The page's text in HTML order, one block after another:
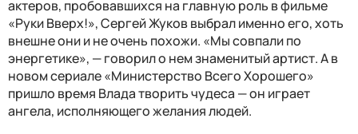
актеров, пробовавшихся на главную роль в фильме
«Руки Вверх!», Сергей Жуков выбрал именно его, хоть
внешне они и не очень похожи. «Мы совпали по
энергетике», — говорил о нем знаменитый артист. А в
новом сериале «Министерство Всего Хорошего»
пришло время Влада творить чудеса — он играет
ангела, исполняющего желания людей.